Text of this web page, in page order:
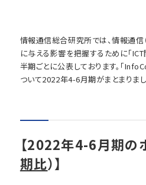
情報通信総合研究所では、情報通信
に与える影響を把握するために「
半期ごとに公表しております。「
ついて2022年4-6月期がまとまりま
【2022年4-6月期の
期比）】